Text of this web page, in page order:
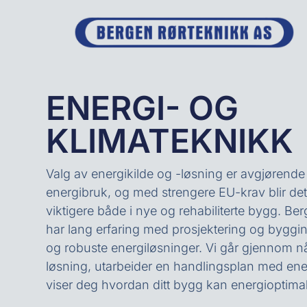
ENERGI- OG
KLIMATEKNIKK
Valg av energikilde og -løsning er
energibruk, og med strengere EU-krav blir
viktigere både i nye og rehabiliterte bygg.
har lang erfaring med prosjektering og
og robuste energiløsninger. Vi går gjennom
løsning, utarbeider en handlingsplan med
viser deg hvordan ditt bygg kan